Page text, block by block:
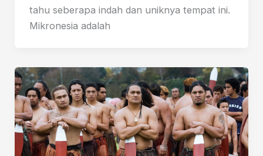
tahu seberapa indah dan uniknya tempat ini.
Mikronesia adalah